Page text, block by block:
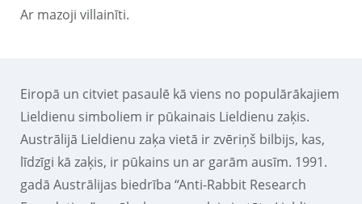
Ar mazoji villainīti.
Eiropā un citviet pasaulē kā viens no populārākajiem
Lieldienu simboliem ir pūkainais Lieldienu zaķis.
Austrālijā Lieldienu zaķa vietā ir zvēriņš bilbijs, kas,
līdzīgi kā zaķis, ir pūkains un ar garām ausīm. 1991.
gadā Austrālijas biedrība “Anti-Rabbit Research